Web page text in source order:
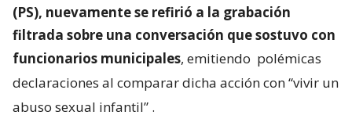
(PS), nuevamente se refirió a la grabación
filtrada sobre una conversación que sostuvo con
funcionarios municipales, emitiendo polémicas
declaraciones al comparar dicha acción con “vivir un
abuso sexual infantil” .